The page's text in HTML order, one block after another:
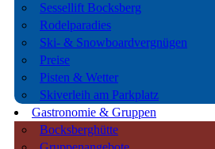
Sessellift Bocksberg
Rodelparadies
Ski- & Snowboardvergnügen
Preise
Pisten & Wetter
Skiverleih am Parkplatz
Gastronomie & Gruppen
Bocksberghütte